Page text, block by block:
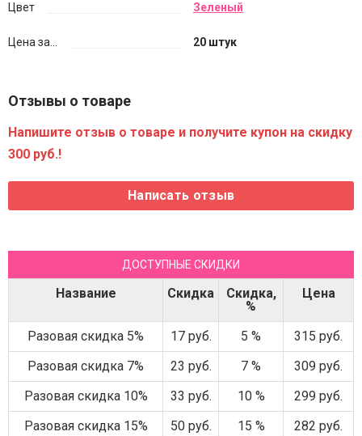
Цвет Зеленый
Цена за... 20 штук
Отзывы о товаре
Напишите отзыв о товаре и получите купон на скидку
300 руб.!
ДОСТУПНЫЕ СКИДКИ
Название Скидка
Скидка,
%
Цена
Разовая скидка 5% 17 руб. 5 %
315 руб.
Разовая скидка 7%
23 руб. 7 %
309 руб.
Разовая скидка 10%
33 руб. 10 %
299 руб.
Разовая скидка 15%
50 руб. 15 %
282 руб.